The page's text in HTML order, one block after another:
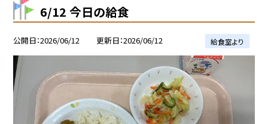
6/12 今日の給食
公開日 2026/06/12 更新日 2026/06/12 給食室より